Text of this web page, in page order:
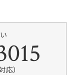
応）